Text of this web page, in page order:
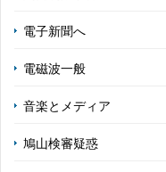
電子新聞へ
電磁波一般
音楽とメディア
鳩山検審疑惑